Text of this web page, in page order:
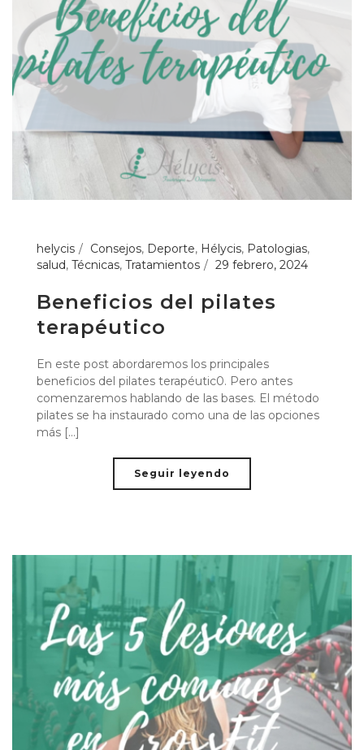
helycis Consejos, Deporte, Hélycis, Patologias,
salud, Técnicas, Tratamientos 29 febrero, 2024
Beneficios del pilates
terapéutico
En este post abordaremos los principales
beneficios del pilates terapéutic0. Pero antes
comenzaremos hablando de las bases. El método
pilates se ha instaurado como una de las opciones
más [...]
Seguir leyendo